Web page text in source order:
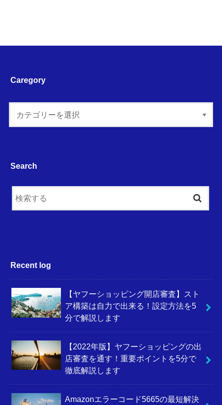
Caregory
Search
Recent log
【ヤフーショッピング開店審査】スト
ア構築は自力で出来る！設定方法を5
分で解説します
【2022年版】ヤフーショッピングの出
店審査を通す！重要ポイントを5分で
徹底解説します
Amazonエラーコード5665の最短解決